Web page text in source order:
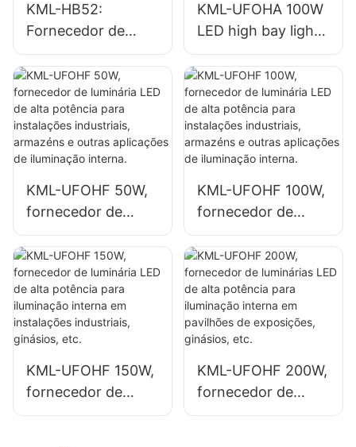
armazéns.
e armazéns.
KML-HB52:
Fornecedor de
luminária LED de
alta potência de
100W para
ambientes
internos, como
fábricas e
armazéns
industriais.
KML-UFOHA 100W
LED high bay light,
fornecedor de
luminárias para
ambientes internos
como fábricas e
armazéns
industriais.
KML-UFOHF 50W,
fornecedor de
luminária LED de
alta potência para
instalações
industriais,
armazéns e outras
aplicações de
iluminação interna.
KML-UFOHF 100W,
fornecedor de
luminária LED de
alta potência para
instalações
industriais,
armazéns e outras
aplicações de
iluminação interna.
KML-UFOHF 150W,
fornecedor de
luminária LED de
KML-UFOHF 200W,
fornecedor de
luminárias LED de